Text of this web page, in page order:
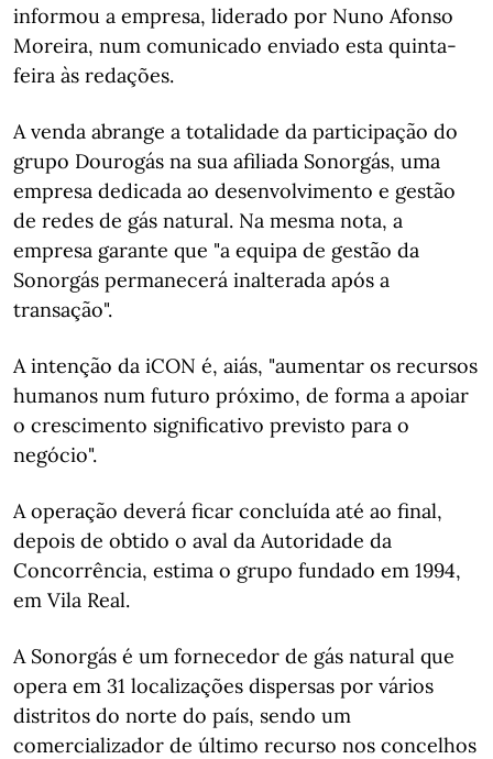
informou a empresa, liderado por Nuno Afonso
Moreira, num comunicado enviado esta quinta-
feira às redações.
A venda abrange a totalidade da participação do
grupo Dourogás na sua afiliada Sonorgás, uma
empresa dedicada ao desenvolvimento e gestão
de redes de gás natural. Na mesma nota, a
empresa garante que "a equipa de gestão da
Sonorgás permanecerá inalterada após a
transação".
A intenção da iCON é, aiás, "aumentar os recursos
humanos num futuro próximo, de forma a apoiar
o crescimento significativo previsto para o
negócio".
A operação deverá ficar concluída até ao final,
depois de obtido o aval da Autoridade da
Concorrência, estima o grupo fundado em 1994,
em Vila Real.
A Sonorgás é um fornecedor de gás natural que
opera em 31 localizações dispersas por vários
distritos do norte do país, sendo um
comercializador de último recurso nos concelhos